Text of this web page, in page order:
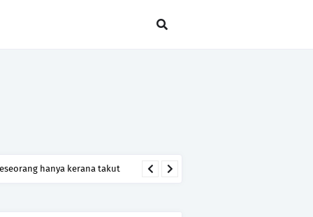
hanya kerana takut